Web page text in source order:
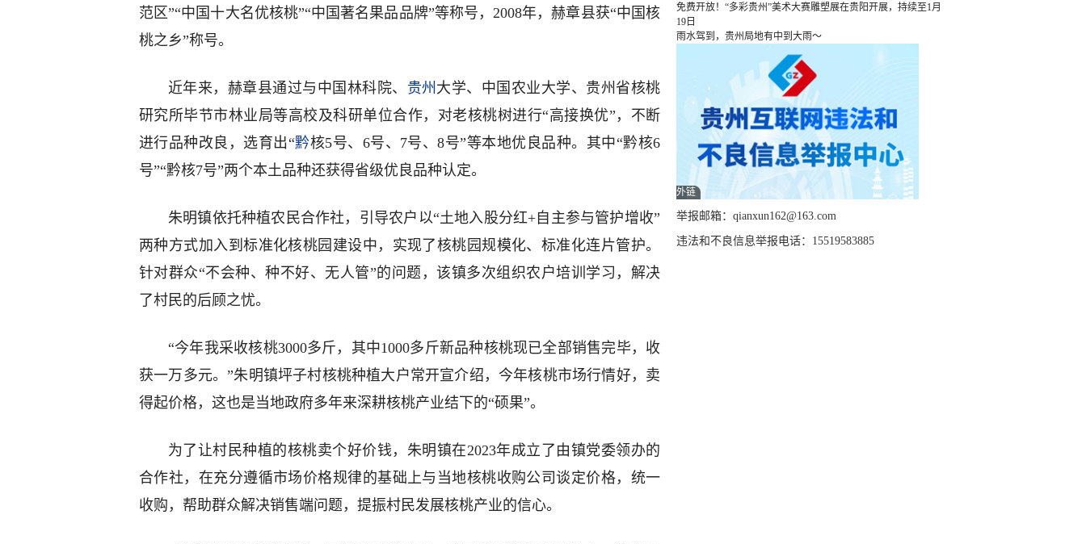
范区”“中国十大名优核桃”“中国著名果品品牌”等称号，2008年，赫章县获“中国核
桃之乡”称号。
近年来，赫章县通过与中国林科院、 贵州 大学、中国农业大学、贵州省核桃
研究所毕节市林业局等高校及科研单位合作，对老核桃树进行“高接换优”，不断
进行品种改良，选育出“黔核5号、6号、7号、8号”等本地优良品种。其中“黔核6
号”“黔核7号”两个本土品种还获得省级优良品种认定。
朱明镇依托种植农民合作社，引导农户以“土地入股分红+自主参与管护增收”
两种方式加入到标准化核桃园建设中，实现了核桃园规模化、标准化连片管护。
针对群众“不会种、种不好、无人管”的问题，该镇多次组织农户培训学习，解决
了村民的后顾之忧。
“今年我采收核桃3000多斤，其中1000多斤新品种核桃现已全部销售完毕，收
获一万多元。”朱明镇坪子村核桃种植大户常开宣介绍，今年核桃市场行情好，卖
得起价格，这也是当地政府多年来深耕核桃产业结下的“硕果”。
为了让村民种植的核桃卖个好价钱，朱明镇在2023年成立了由镇党委领办的
合作社，在充分遵循市场价格规律的基础上与当地核桃收购公司谈定价格，统一
收购，帮助群众解决销售端问题，提振村民发展核桃产业的信心。
免费开放！“多彩贵州”美术大赛雕塑展在贵阳开展，持续至1月
19日
雨水驾到，贵州局地有中到大雨～
外链
举报邮箱：qianxun162@163.com
违法和不良信息举报电话：15519583885